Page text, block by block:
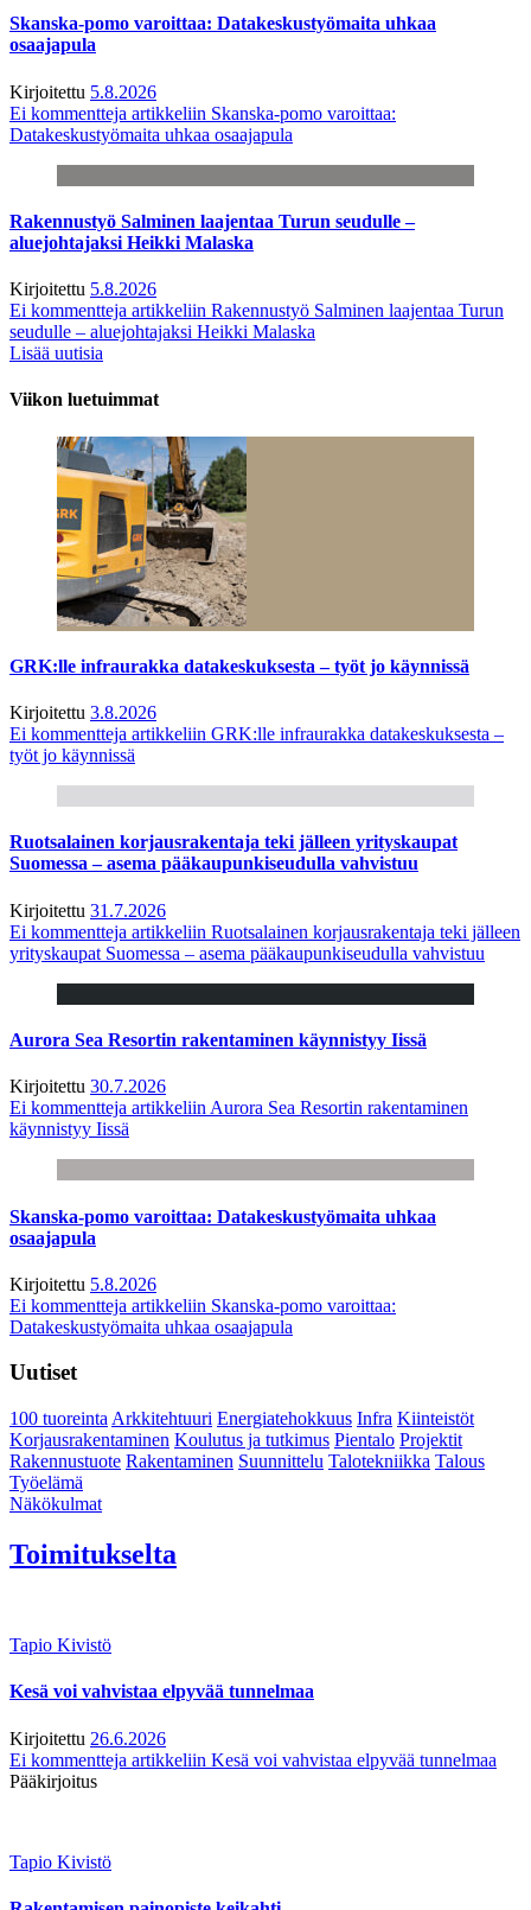
Skanska-pomo varoittaa: Datakeskustyömaita uhkaa
osaajapula
Kirjoitettu 5.8.2026
Ei kommentteja artikkeliin Skanska-pomo varoittaa:
Datakeskustyömaita uhkaa osaajapula
Rakennustyö Salminen laajentaa Turun seudulle –
aluejohtajaksi Heikki Malaska
Kirjoitettu 5.8.2026
Ei kommentteja artikkeliin Rakennustyö Salminen laajentaa Turun
seudulle – aluejohtajaksi Heikki Malaska
Lisää uutisia
Viikon luetuimmat
GRK:lle infraurakka datakeskuksesta – työt jo käynnissä
Kirjoitettu 3.8.2026
Ei kommentteja artikkeliin GRK:lle infraurakka datakeskuksesta –
työt jo käynnissä
Ruotsalainen korjausrakentaja teki jälleen yrityskaupat
Suomessa – asema pääkaupunkiseudulla vahvistuu
Kirjoitettu 31.7.2026
Ei kommentteja artikkeliin Ruotsalainen korjausrakentaja teki jälleen
yrityskaupat Suomessa – asema pääkaupunkiseudulla vahvistuu
Aurora Sea Resortin rakentaminen käynnistyy Iissä
Kirjoitettu 30.7.2026
Ei kommentteja artikkeliin Aurora Sea Resortin rakentaminen
käynnistyy Iissä
Skanska-pomo varoittaa: Datakeskustyömaita uhkaa
osaajapula
Kirjoitettu 5.8.2026
Ei kommentteja artikkeliin Skanska-pomo varoittaa:
Datakeskustyömaita uhkaa osaajapula
Uutiset
100 tuoreinta Arkkitehtuuri Energiatehokkuus Infra Kiinteistöt
Korjausrakentaminen Koulutus ja tutkimus Pientalo Projektit
Rakennustuote Rakentaminen Suunnittelu Talotekniikka Talous
Työelämä
Näkökulmat
Toimitukselta
Tapio Kivistö
Kesä voi vahvistaa elpyvää tunnelmaa
Kirjoitettu 26.6.2026
Ei kommentteja artikkeliin Kesä voi vahvistaa elpyvää tunnelmaa
Pääkirjoitus
Tapio Kivistö